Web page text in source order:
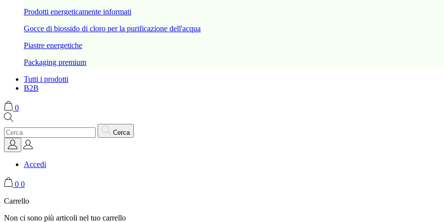
Prodotti energeticamente informati
Gocce di biossido di cloro per la purificazione dell'acqua
Piastre energetiche
Packaging premium
Tutti i prodotti
B2B
0
Cerca
Accedi
0 0
Carrello
Non ci sono più articoli nel tuo carrello